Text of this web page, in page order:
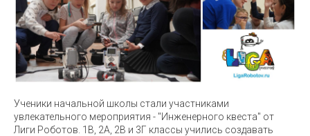
Ученики начальной школы стали участниками
увлекательного мероприятия - "Инженерного квеста" от
Лиги Роботов. 1В, 2А, 2В и 3Г классы учились создавать